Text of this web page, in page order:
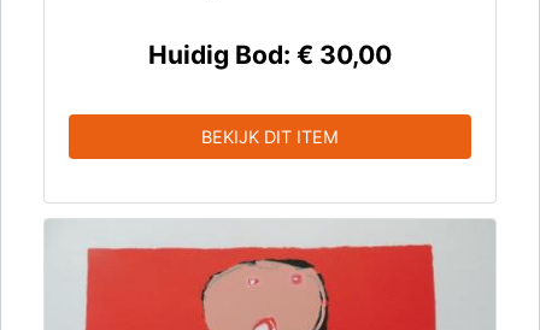
Huidig Bod: € 30,00
BEKIJK DIT ITEM